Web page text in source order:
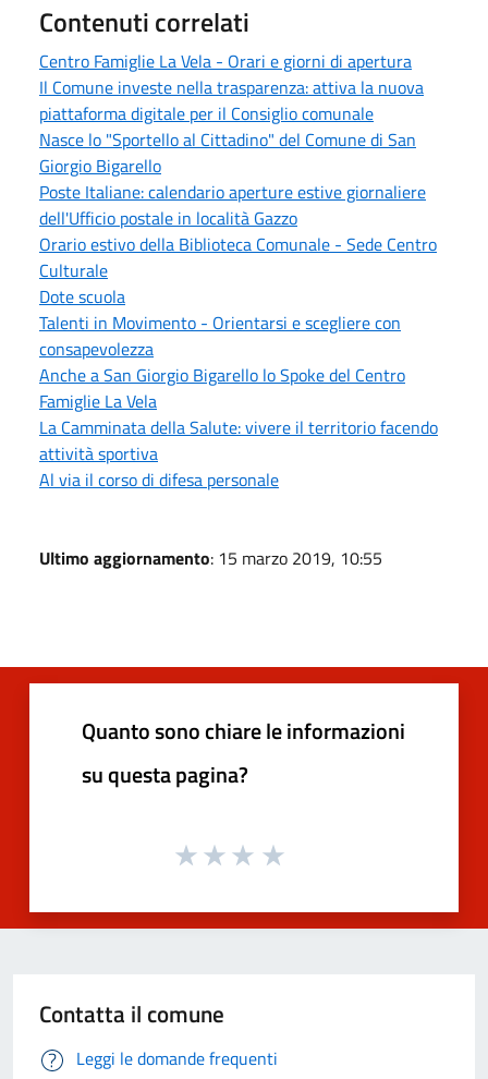
Contenuti correlati
Centro Famiglie La Vela - Orari e giorni di apertura
Il Comune investe nella trasparenza: attiva la nuova
piattaforma digitale per il Consiglio comunale
Nasce lo "Sportello al Cittadino" del Comune di San
Giorgio Bigarello
Poste Italiane: calendario aperture estive giornaliere
dell'Ufficio postale in località Gazzo
Orario estivo della Biblioteca Comunale - Sede Centro
Culturale
Dote scuola
Talenti in Movimento - Orientarsi e scegliere con
consapevolezza
Anche a San Giorgio Bigarello lo Spoke del Centro
Famiglie La Vela
La Camminata della Salute: vivere il territorio facendo
attività sportiva
Al via il corso di difesa personale
Ultimo aggiornamento: 15 marzo 2019, 10:55
Quanto sono chiare le informazioni
su questa pagina?
Contatta il comune
Leggi le domande frequenti